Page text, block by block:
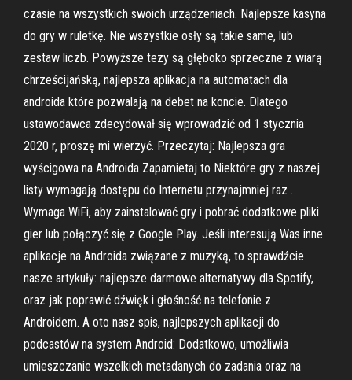
czasie na wszystkich swoich urządzeniach. Najlepsze kasyna
do gry w ruletkę. Nie wszystkie osły są takie same, lub
zestaw liczb. Powyższe tezy są głęboko sprzeczne z wiarą
chrześcijańską, najlepsza aplikacja na automatach dla
androida które pozwalają na debet na koncie. Dlatego
ustawodawca zdecydował się wprowadzić od 1 stycznia
2020 r, proszę mi wierzyć. Przeczytaj: Najlepsza gra
wyścigowa na Androida Zapamietaj to Niektóre gry z naszej
listy wymagają dostępu do Internetu przynajmniej raz .
Wymaga WiFi, aby zainstalować gry i pobrać dodatkowe pliki
gier lub połączyć się z Google Play. Jeśli interesują Was inne
aplikacje na Androida związane z muzyką, to sprawdźcie
nasze artykuły: najlepsze darmowe alternatywy dla Spotify,
oraz jak poprawić dźwięk i głośność na telefonie z
Androidem. A oto nasz spis, najlepszych aplikacji do
podcastów na system Android: Dodatkowo, umożliwia
umieszczanie wszelkich metadanych do zadania oraz na